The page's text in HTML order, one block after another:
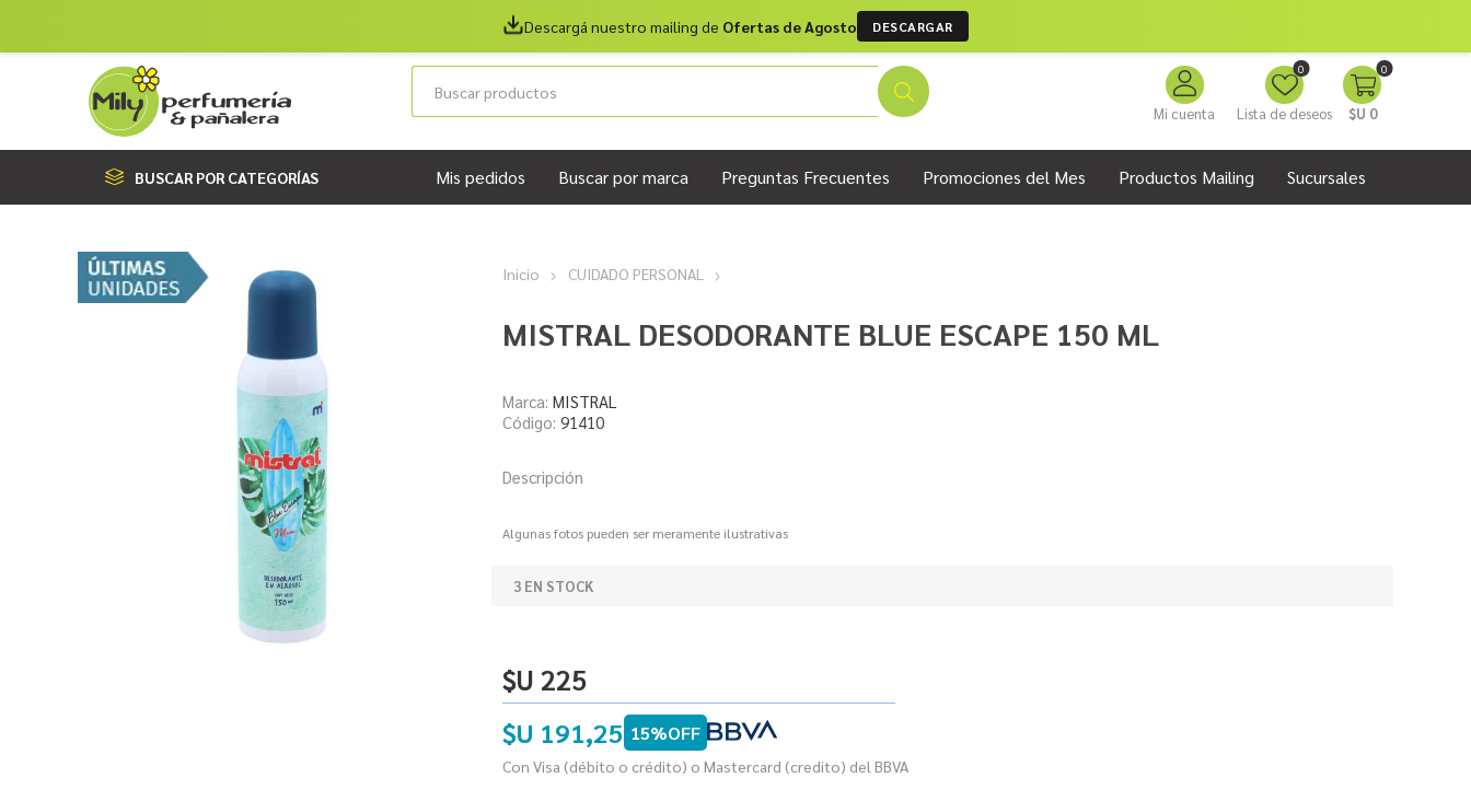
Descargá nuestro mailing de Ofertas de Agosto DESCARGAR
Mi cuenta Lista de deseos
0 0
$U 0
BUSCAR POR CATEGORÍAS Mis pedidos Buscar por marca Preguntas Frecuentes Promociones del Mes Productos Mailing Sucursales
Inicio CUIDADO PERSONAL
MISTRAL DESODORANTE BLUE ESCAPE 150 ML
Marca: MISTRAL
Código: 91410
Descripción
Algunas fotos pueden ser meramente ilustrativas
3 EN STOCK
$U 225
$U 191,25 15%OFF
Con Visa (débito o crédito) o Mastercard (credito) del BBVA